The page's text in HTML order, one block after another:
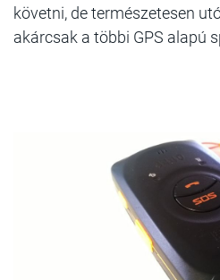
követni, de természetesen
akárcsak a többi GPS alapú